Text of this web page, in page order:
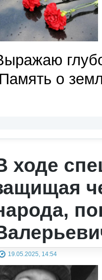
Память о
ходе
19.05.2025, 14:54